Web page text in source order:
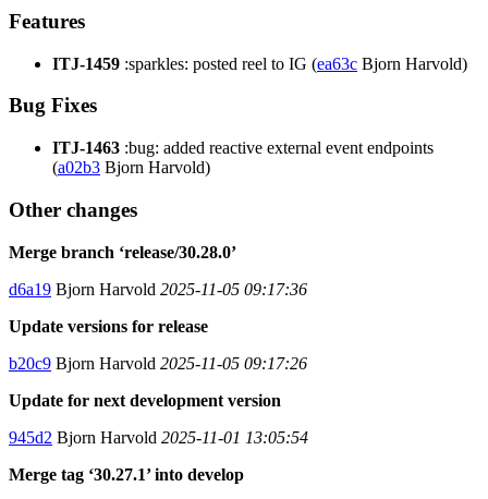
Features
ITJ-1459 :sparkles: posted reel to IG (ea63c Bjorn Harvold)
Bug Fixes
ITJ-1463 :bug: added reactive external event endpoints
(a02b3 Bjorn Harvold)
Other changes
Merge branch ‘release/30.28.0’
d6a19 Bjorn Harvold 2025-11-05 09:17:36
Update versions for release
b20c9 Bjorn Harvold 2025-11-05 09:17:26
Update for next development version
945d2 Bjorn Harvold 2025-11-01 13:05:54
Merge tag ‘30.27.1’ into develop